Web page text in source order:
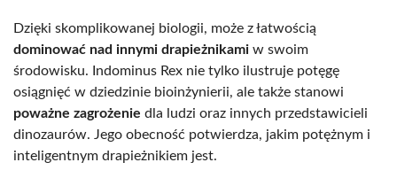
Dzięki skomplikowanej biologii, może z łatwością
dominować nad innymi drapieżnikami w swoim
środowisku. Indominus Rex nie tylko ilustruje potęgę
osiągnięć w dziedzinie bioinżynierii, ale także stanowi
poważne zagrożenie dla ludzi oraz innych przedstawicieli
dinozaurów. Jego obecność potwierdza, jakim potężnym i
inteligentnym drapieżnikiem jest.